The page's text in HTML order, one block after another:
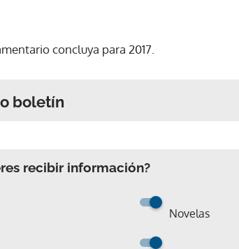
concluya para 2017.
boletín
recibir información?
Novelas